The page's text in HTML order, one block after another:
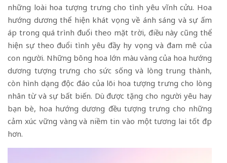
những loài hoa tượng trưng cho tình yêu vĩnh cửu. Hoa
hướng dương thể hiện khát vọng về ánh sáng và sự ấm
áp trong quá trình đuổi theo mặt trời, điều này cũng thể
hiện sự theo đuổi tình yêu đầy hy vọng và đam mê của
con người. Những bông hoa lớn màu vàng của hoa hướng
dương tượng trưng cho sức sống và lòng trung thành,
còn hình dạng độc đáo của lõi hoa tượng trưng cho lòng
nhân từ và sự bất biến. Dù được tặng cho người yêu hay
bạn bè, hoa hướng dương đều tượng trưng cho những
cảm xúc vững vàng và niềm tin vào một tương lai tốt đẹp
hơn.